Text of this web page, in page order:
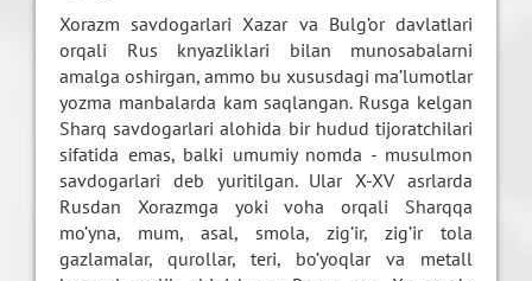
Xorazm savdogarlari Xazar va Bulg’or davlatlari
orqali Rus knyazliklari bilan munosabalarni
amalga oshirgan, ammo bu xususdagi ma’lumotlar
yozma manbalarda kam saqlangan. Rusga kelgan
Sharq savdogarlari alohida bir hudud tijoratchilari
sifatida emas, balki umumiy nomda - musulmon
savdogarlari deb yuritilgan. Ular X-XV asrlarda
Rusdan Xorazmga yoki voha orqali Sharqqa
mo’yna, mum, asal, smola, zig’ir, zig’ir tola
gazlamalar, qurollar, teri, bo’yoqlar va metall